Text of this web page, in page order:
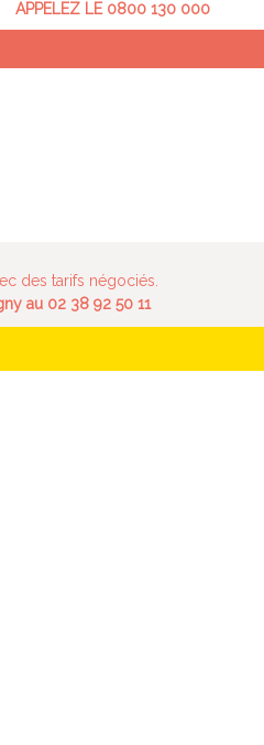
APPELEZ LE 0800 130 000
des tarifs négociés.
au 02 38 92 50 11